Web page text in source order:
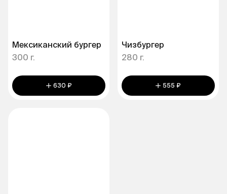
Мексиканский бургер
300 г.
630 ₽
Чизбургер
280 г.
555 ₽